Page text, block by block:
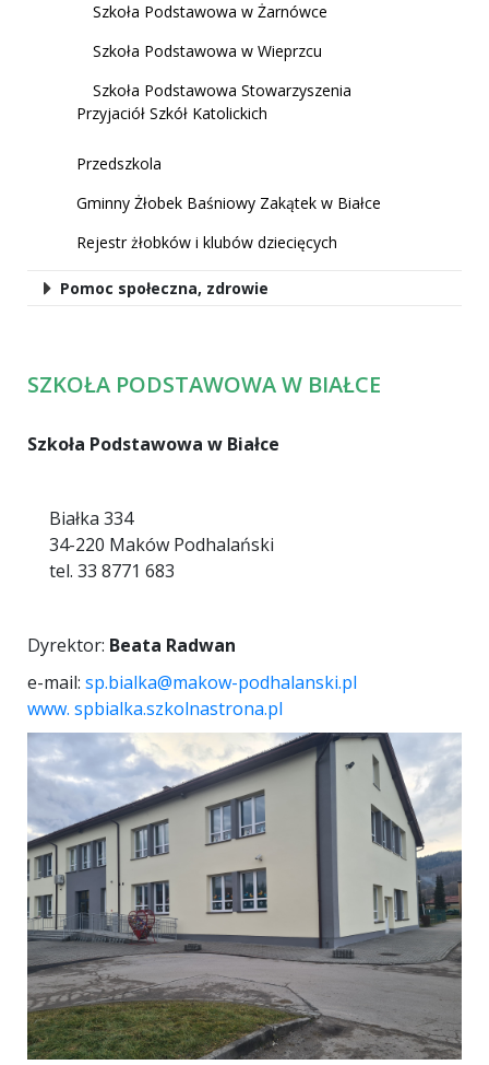
Szkoła Podstawowa w Żarnówce
Szkoła Podstawowa w Wieprzcu
Szkoła Podstawowa Stowarzyszenia
Przyjaciół Szkół Katolickich
Przedszkola
Gminny Żłobek Baśniowy Zakątek w Białce
Rejestr żłobków i klubów dziecięcych
Pomoc społeczna, zdrowie
SZKOŁA PODSTAWOWA W BIAŁCE
Szkoła Podstawowa w Białce
Białka 334
34-220 Maków Podhalański
tel. 33 8771 683
Dyrektor: Beata Radwan
e-mail: sp.bialka@makow-podhalanski.pl
www. spbialka.szkolnastrona.pl